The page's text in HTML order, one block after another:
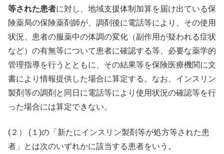
等された患者に対し、地域支援体制加算を届け出ている保
険薬局の保険薬剤師が、調剤後に電話等により、その使用
状況、患者の服薬中の体調の変化（副作用が疑われる症状
など）の有無等について患者に確認する等、必要な薬学的
管理指導を行うとともに、その結果等を保険医療機関に文
書により情報提供した場合に算定する。なお、インスリン
製剤等の調剤と同日に電話等により使用状況の確認等を行
った場合には算定できない。
(２） (１)の「新たにインスリン製剤等が処方等された患
者」とは次のいずれかに該当する患者をいう。